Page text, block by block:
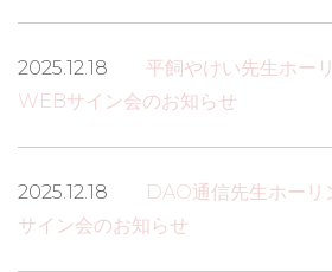
2025.12.18 平飼やけい先生ホー
WEBサイン会のお知らせ
2025.12.18
DAO通信先生ホー
サイン会のお知らせ